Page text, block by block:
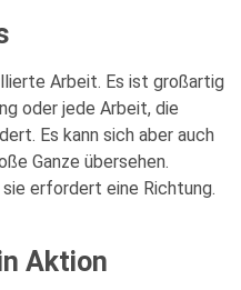
Arbeit. Es ist großartig
oder jede Arbeit, die
Es kann sich aber auch
Ganze übersehen.
erfordert eine Richtung.
Aktion